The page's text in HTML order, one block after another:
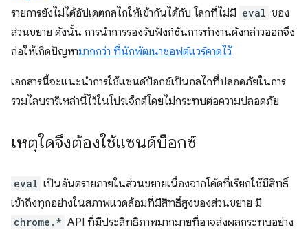
รายการยังไม่ได้อัปเดตกลไกให้เข้ากันได้กับ โลกที่ไม่มี eval ของ
ส่วนขยาย ดังนั้น การนำการรองรับฟังก์ชันการทำงานดังกล่าวออกจึง
ก่อให้เกิดปัญหามากกว่า ที่นักพัฒนาซอฟต์แวร์คาดไว้
เอกสารนี้จะแนะนำการใช้แซนด์บ็อกซ์เป็นกลไกที่ปลอดภัยในการ
รวมไลบรารีเหล่านี้ไว้ในโปรเจ็กต์โดยไม่กระทบต่อความปลอดภัย
เหตุใดจึงต้องใช้แซนด์บ็อกซ์
eval เป็นอันตรายภายในส่วนขยายเนื่องจากโค้ดที่เรียกใช้มีสิทธิ์
เข้าถึงทุกอย่างในสภาพแวดล้อมที่มีสิทธิ์สูงของส่วนขยาย มี
chrome.* API ที่มีประสิทธิภาพมากมายที่อาจส่งผลกระทบอย่าง